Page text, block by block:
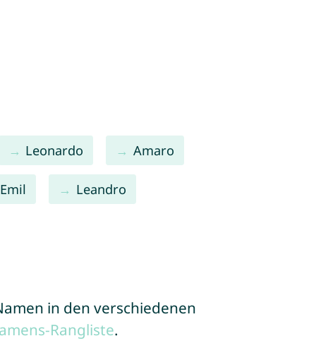
Leonardo Amaro
Emil Leandro
in den verschiedenen
Rangliste.